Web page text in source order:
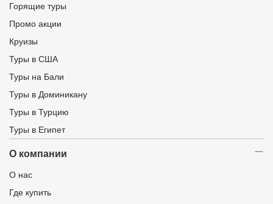
Горящие туры
Промо акции
Круизы
Туры в США
Туры на Бали
Туры в Доминикану
Туры в Турцию
Туры в Египет
О компании
О нас
Где купить